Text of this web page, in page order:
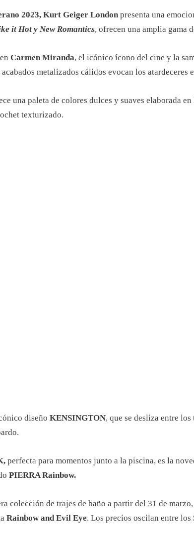
2023, Kurt Geiger London presenta una
it Hot y New Romantics, ofrecen una amplia gama
Carmen Miranda, el icónico ícono del cine y la
metalizados cálidos evocan los atardeceres
una paleta de colores dulces y suaves elaborada
texturizado.
diseño KENSINGTON, que se desliza entre
perfecta para momentos junto a la piscina, es la
PIERRA Rainbow.
colección de trajes de baño a partir del 31 de
Rainbow and Evil Eye. Los precios oscilan entre